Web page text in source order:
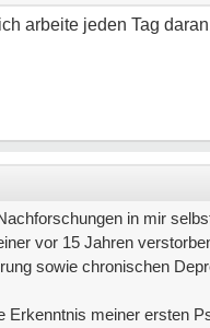
arbeite jeden Tag
in mir
vor 15 Jahren
sowie chronischen
Erkenntnis meiner ersten